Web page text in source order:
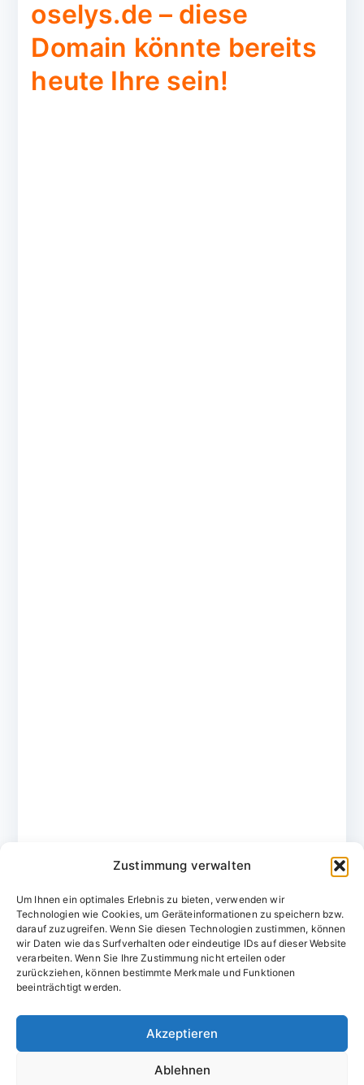
Zustimmung verwalten
Um Ihnen ein optimales Erlebnis zu bieten, verwenden wir
Technologien wie Cookies, um Geräteinformationen zu speichern bzw.
darauf zuzugreifen. Wenn Sie diesen Technologien zustimmen, können
wir Daten wie das Surfverhalten oder eindeutige IDs auf dieser Website
verarbeiten. Wenn Sie Ihre Zustimmung nicht erteilen oder
zurückziehen, können bestimmte Merkmale und Funktionen
beeinträchtigt werden.
Akzeptieren
Ablehnen
oselys.de – diese
Domain könnte bereits
heute Ihre sein!
Domainvergabestelle.de